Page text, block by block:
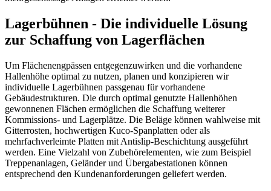
Lagerbühnen - Die individuelle Lösung
zur Schaffung von Lagerflächen
Um Flächenengpässen entgegenzuwirken und die vorhandene
Hallenhöhe optimal zu nutzen, planen und konzipieren wir
individuelle Lagerbühnen passgenau für vorhandene
Gebäudestrukturen. Die durch optimal genutzte Hallenhöhen
gewonnenen Flächen ermöglichen die Schaffung weiterer
Kommissions- und Lagerplätze. Die Beläge können wahlweise mit
Gitterrosten, hochwertigen Kuco-Spanplatten oder als
mehrfachverleimte Platten mit Antislip-Beschichtung ausgeführt
werden. Eine Vielzahl von Zubehörelementen, wie zum Beispiel
Treppenanlagen, Geländer und Übergabestationen können
entsprechend den Kundenanforderungen geliefert werden.